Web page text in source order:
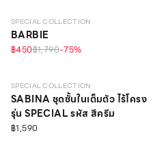
SPECIAL COLLECTION
BARBIE
฿450฿1,790-75%
SPECIAL COLLECTION
SABINA ชุดชั้นในเต็มตัว ไร้โครง
รุ่น SPECIAL รหัส สีครีม
฿1,590
LEVEL 1